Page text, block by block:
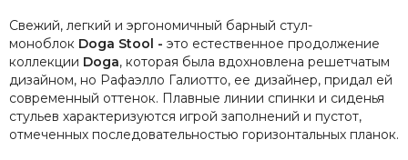
Свежий, легкий и эргономичный барный стул-
моноблок Doga Stool - это естественное продолжение
коллекции Doga, которая была вдохновлена решетчатым
дизайном, но Рафаэлло Галиотто, ее дизайнер, придал ей
современный оттенок. Плавные линии спинки и сиденья
стульев характеризуются игрой заполнений и пустот,
отмеченных последовательностью горизонтальных планок.